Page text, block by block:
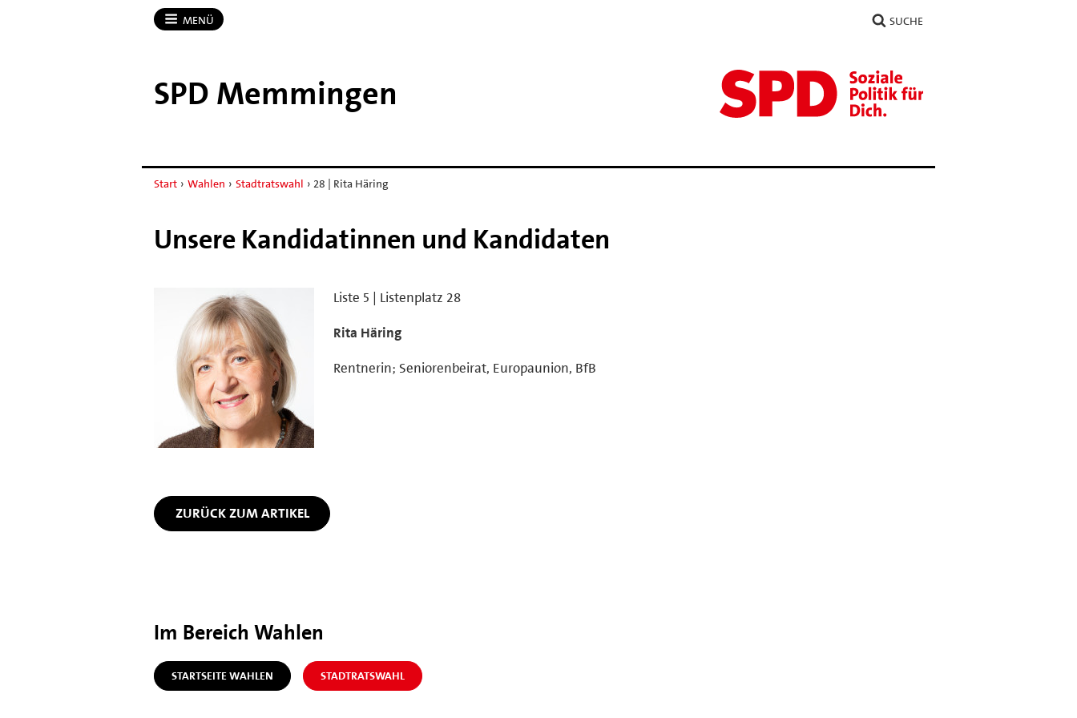
MENÜ SUCHE
SPD Memmingen
Start › Wahlen › Stadtratswahl › 28 | Rita Häring
Unsere Kandidatinnen und Kandidaten
Liste 5 | Listenplatz 28
Rita Häring
Rentnerin; Seniorenbeirat, Europaunion, BfB
ZURÜCK ZUM ARTIKEL
Im Bereich Wahlen
STARTSEITE WAHLEN STADTRATSWAHL